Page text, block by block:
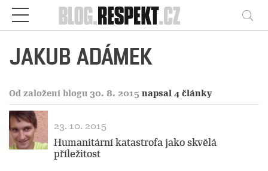
Respekt
JAKUB ADÁMEK
Od založení blogu 30. 8. 2015 napsal 4 články
23. 10. 2015
Humanitární katastrofa jako skvělá
příležitost